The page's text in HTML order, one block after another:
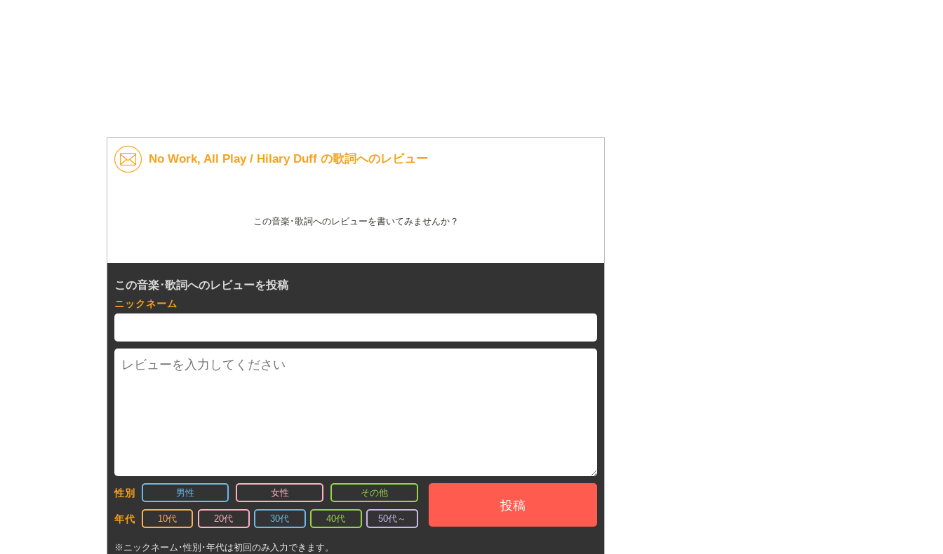
No Work, All Play / Hilary Duff の歌詞へのレビュー
この音楽･歌詞へのレビューを書いてみませんか？
この音楽･歌詞へのレビューを投稿
ニックネーム
性別 男性 女性 その他
年代 10代 20代 30代 40代 50代～
投稿
※ニックネーム･性別･年代は初回のみ入力できます。